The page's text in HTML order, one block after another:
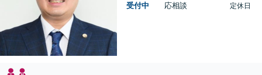
受付中
応相談
定休日